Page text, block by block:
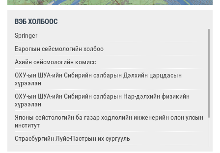
ВЭБ ХОЛБООС
Springer
Европын сейсмологийн холбоо
Азийн сейсмологийн комисс
ОХУ-ын ШУА-ийн Сибирийн салбарын Дэлхийн царцдасын
хүрээлэн
ОХУ-ын ШУА-ийн Сибирийн салбарын Нар-дэлхийн физикийн
хүрээлэн
Японы сейстологийн ба газар хөдлөлийн инженерийн олон улсын
институт
Страсбургийн Луйс-Пастрын их сургууль